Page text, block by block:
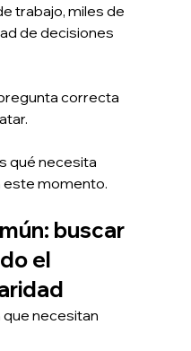
trabajo, miles de
de decisiones
correcta
qué necesita
este momento.
buscar
el
necesitan